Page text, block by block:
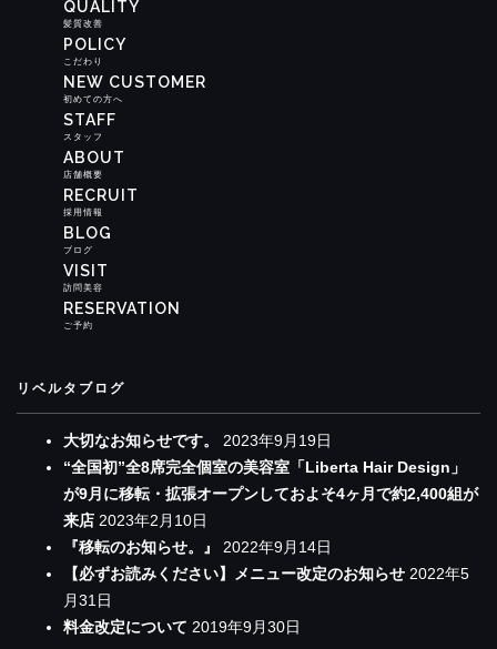
QUALITY
髪質改善
POLICY
こだわり
NEW CUSTOMER
初めての方へ
STAFF
スタッフ
ABOUT
店舗概要
RECRUIT
採用情報
BLOG
ブログ
VISIT
訪問美容
RESERVATION
ご予約
リベルタブログ
大切なお知らせです。
2023年9月19日
“全国初”全8席完全個室の美容室「Liberta Hair Design」
が9月に移転・拡張オープンしておよそ4ヶ月で約2,400組が
来店 2023年2月10日
『移転のお知らせ。』
2022年9月14日
【必ずお読みください】メニュー改定のお知らせ 2022年5
月31日
料金改定について 2019年9月30日